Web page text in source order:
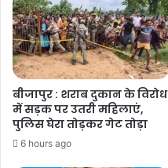
बीजापुर : शराब दुकान के विरोध
में सड़क पर उतरी महिलाएं,
पुलिस घेरा तोड़कर गेट तोड़ा
6 hours ago